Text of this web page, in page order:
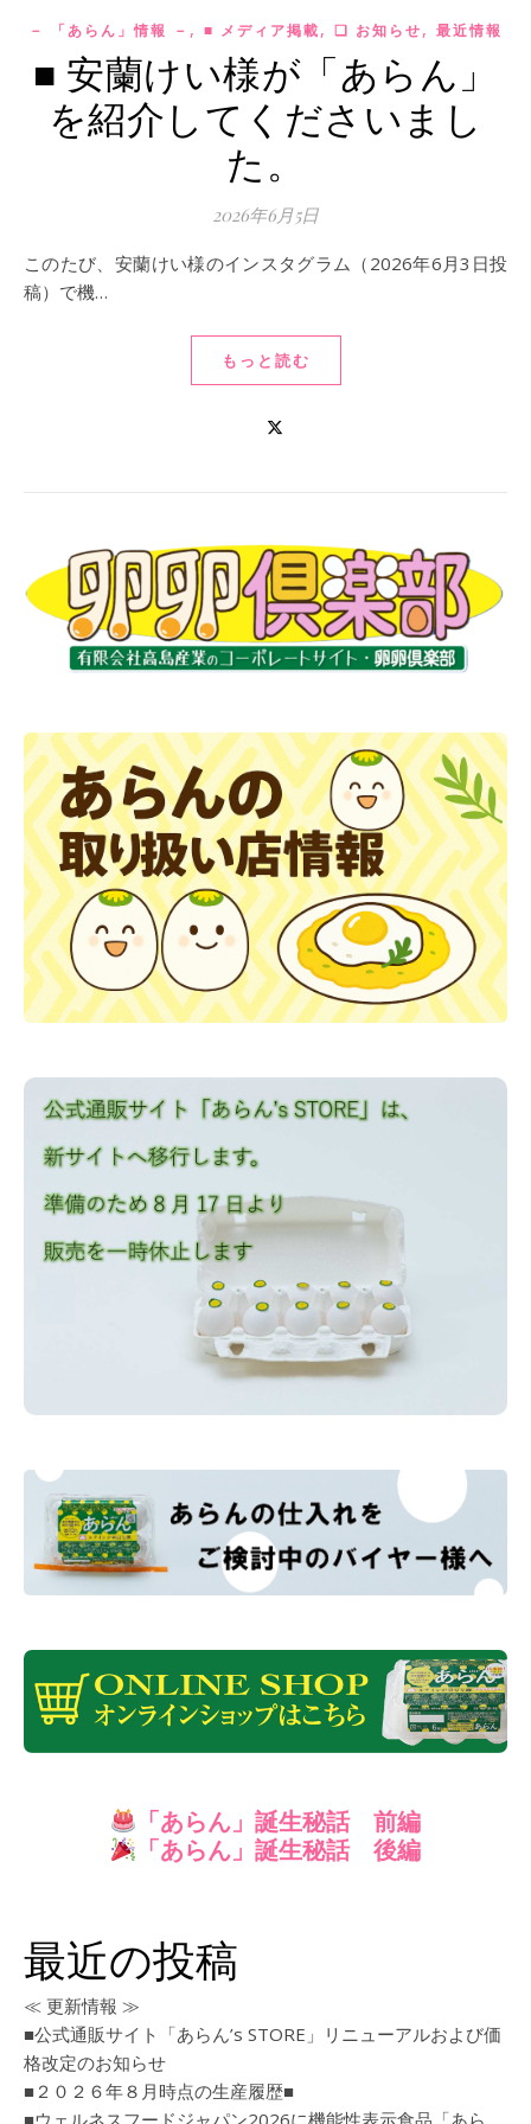
－ 「あらん」情報 － , ■ メディア掲載, ❏ お知らせ, 最近情報
■ 安蘭けい様が「あらん」
を紹介してくださいまし
た。
2026年6月5日
このたび、安蘭けい様のインスタグラム（2026年6月3日投
稿）で機…
もっと読む
「あらん」誕生秘話 前編
「あらん」誕生秘話
後編
最近の投稿
≪ 更新情報 ≫
■公式通販サイト「あらん’s STORE」リニューアルおよび価
格改定のお知らせ
■２０２６年８月時点の生産履歴■
■ウェルネスフードジャパン2026に機能性表示食品「あら